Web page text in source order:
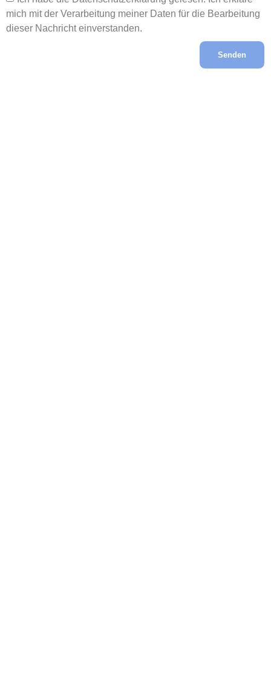
mich mit der Verarbeitung meiner Daten für die Bearbeitung
dieser Nachricht einverstanden.
Senden